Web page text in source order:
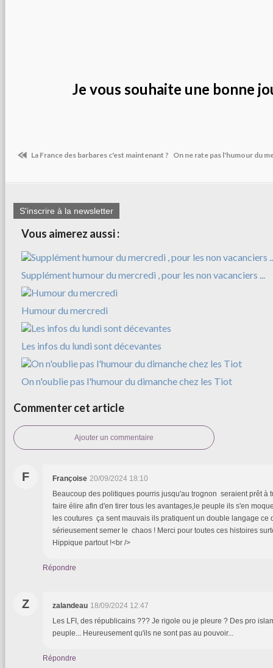
Je vous souhaite une bonne
La France des barbares c'est maintenant ? On ne rate pas l'humour du
S'inscrire à la newsletter
Vous aimerez aussi :
Supplément humour du mercredi , pour les non vacanciers ...
Humour du mercredi
Les infos du lundi sont décevantes
On n'oublie pas l'humour du dimanche chez les Tiot
Commenter cet article
Ajouter un commentaire
F Françoise 20/09/2024 18:10
Beaucoup des politiques pourris jusqu'au trognon seraient prêt à
faire élire afin d'en tirer tous les avantages,le peuple ils s'en
les coutures ça sent mauvais ils pratiquent un double langage ce
sérieusement semer le chaos ! Merci pour toutes ces histoires
Hippique partout !<br />
Répondre
Z zalandeau 18/09/2024 12:47
Les LFI, des républicains ??? Je rigole ou je pleure ? Des pro
peuple... Heureusement qu'ils ne sont pas au pouvoir...
Répondre